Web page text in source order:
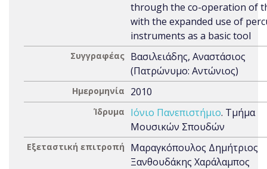
through the co-operation of
with the expanded use of
instruments as a basic tool
Συγγραφέας Βασιλειάδης, Αναστάσιος
(Πατρώνυμο: Αντώνιος)
Ημερομηνία 2010
Ίδρυμα Ιόνιο Πανεπιστήμιο. Τμήμα
Μουσικών Σπουδών
Εξεταστική επιτροπή
Μαραγκόπουλος Δημήτριος
Ξανθουδάκης Χαράλαμπος